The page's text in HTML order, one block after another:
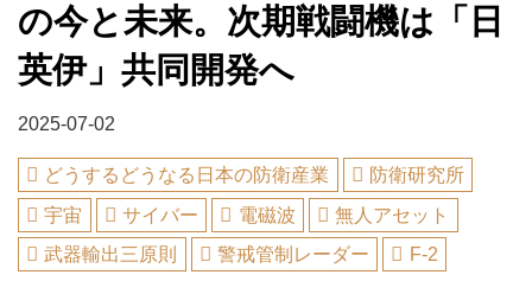
の今と未来。次期戦闘機は「日
英伊」共同開発へ
2025-07-02
どうするどうなる日本の防衛産業
防衛研究所
宇宙
サイバー 電磁波
無人アセット
武器輸出三原則
警戒管制レーダー F-2